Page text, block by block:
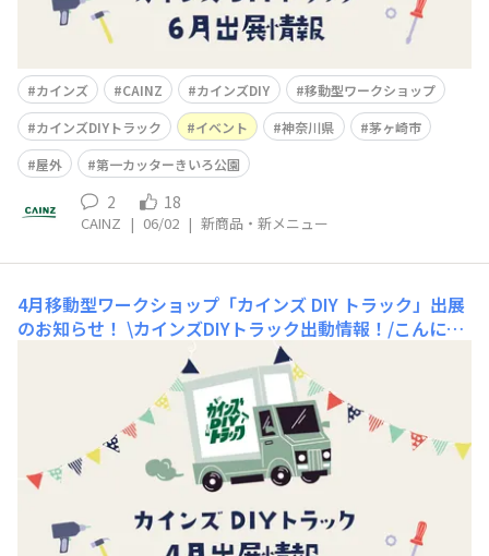
カインズ CAINZ カインズDIY
移動型ワークショップ
カインズDIYトラック
イベント 神奈川県
茅ヶ崎市
屋外
第一カッターきいろ公園
2 18
CAINZ | 06/02 | 新商品・新メニュー
4月移動型ワークショップ「カインズ DIY トラック」出展
のお知らせ！ \カインズDIYトラック出動情報！/こんにち
は😃カインズです！本日は移動型「カインズ DIY トラッ
ク」4月出展のお知らせです📢出展情報はこちら！【育ま
ち桜まつり2026】📅日付4月4日(土)🕰️時間10:30〜13:00
📍場所埼玉県吉川市美南2丁目公園🧰ワークショップ内
容・木でつくるリフレクター【